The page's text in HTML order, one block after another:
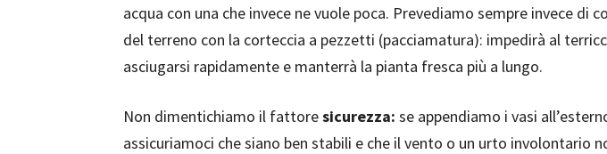
acqua con una che invece ne vuole poca. Prevediamo sempre invece di
del terreno con la corteccia a pezzetti (pacciamatura): impedirà al
asciugarsi rapidamente e manterrà la pianta fresca più a lungo.
Non dimentichiamo il fattoresicurezza: se appendiamo i vasi
assicuriamoci che siano ben stabili e che il vento o un urto involontario